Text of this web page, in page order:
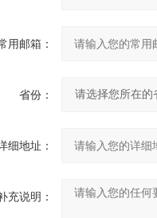
用邮箱：
省份：
细地址：
充说明：